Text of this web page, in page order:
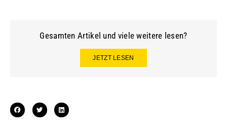
Gesamten Artikel und viele weitere lesen?
JETZT LESEN